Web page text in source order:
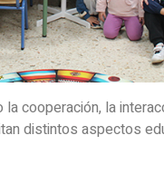
cooperación, la
distintos aspectos